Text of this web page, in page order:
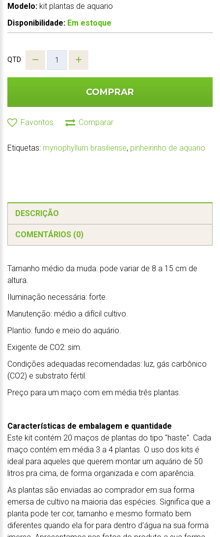
Modelo: kit plantas de aquario
Disponibilidade: Em estoque
QTD
COMPRAR
Favoritos Comparar
Etiquetas: myriophyllum brasiliense, pinheirinho de aquario
DESCRIÇÃO
COMENTÁRIOS (0)
Tamanho médio da muda: pode variar de 8 a 15 cm de
altura.
Iluminação necessária: forte.
Manutenção: médio a difícil cultivo.
Plantio: fundo e meio do aquário.
Exigente de CO2: sim.
Condições adequadas recomendadas: luz, gás carbônico
(CO2) e substrato fértil.
Preço para um maço com em média três plantas.
Características de embalagem e quantidade
Este kit contém 20 maços de plantas do tipo "haste". Cada
maço contém em média 3 a 4 plantas. O uso dos kits é
ideal para aqueles que querem montar um aquário de 50
litros pra cima, de forma organizada e com aparência.
As plantas são enviadas ao comprador em sua forma
emersa de cultivo na maioria das espécies. Significa que a
planta pode ter cor, tamanho e mesmo formato bem
diferentes quando ela for para dentro d'água na sua forma